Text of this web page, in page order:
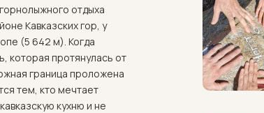
отдыха
Кавказских гор, у
(5 642 м). Когда
которая протянулась от
граница проложена
тем, кто мечтает
кухню и не